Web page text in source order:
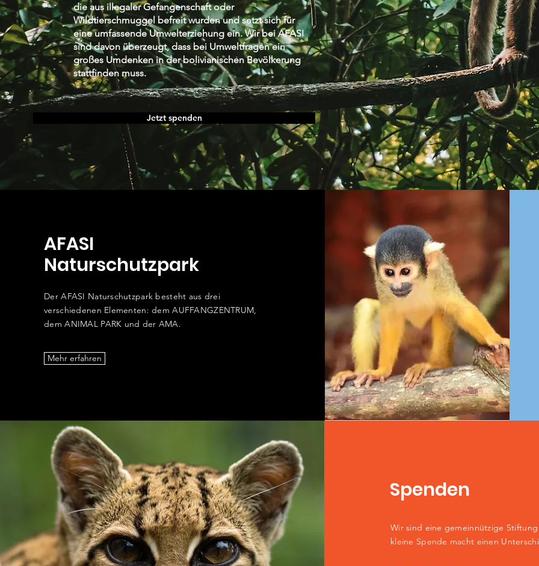
die aus illegaler Gefangenschaft oder
Wildtierschmuggel befreit wurden und setzt sich für
eine umfassende Umwelterziehung ein. Wir bei AFASI
sind davon überzeugt, dass bei Umweltfragen ein
großes Umdenken in der bolivianischen Bevölkerung
stattfinden muss.
Jetzt spenden
AFASI
Naturschutzpark
Der AFASI Naturschutzpark besteht aus drei
verschiedenen Elementen: dem AUFFANGZENTRUM,
dem ANIMAL PARK und der AMA.
Mehr erfahren
Spenden
Wir sind eine gemeinnützige
kleine Spende macht einen